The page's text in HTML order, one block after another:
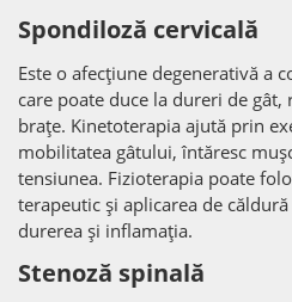
Spondiloză cervicală
Este o afecțiune degenerativă a
care poate duce la dureri de
brațe. Kinetoterapia ajută prin
mobilitatea gâtului, întăresc
tensiunea. Fizioterapia poate
terapeutic și aplicarea de
durerea și inflamația.
Stenoză spinală